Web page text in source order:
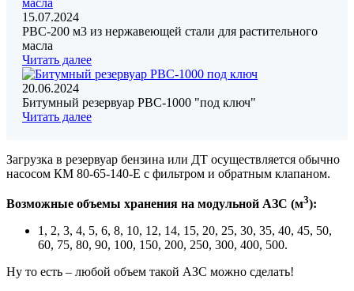
15.07.2024
РВС-200 м3 из нержавеющей стали для растительного
масла
Читать далее
20.06.2024
Битумный резервуар РВС-1000 "под ключ"
Читать далее
Загрузка в резервуар бензина или ДТ осуществляется обычно
насосом КМ 80-65-140-Е с фильтром и обратным клапаном.
Возможные объемы хранения на модульной АЗС (м3):
1, 2, 3, 4, 5, 6, 8, 10, 12, 14, 15, 20, 25, 30, 35, 40, 45, 50,
60, 75, 80, 90, 100, 150, 200, 250, 300, 400, 500.
Ну то есть – любой объем такой АЗС можно сделать!